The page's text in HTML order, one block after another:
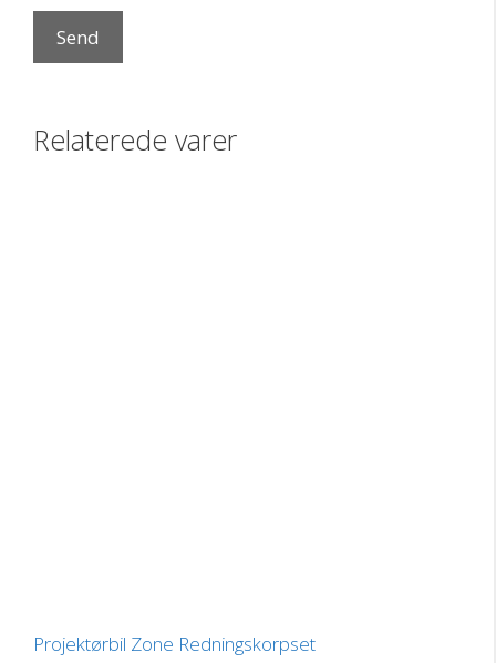
Relaterede varer
Projektørbil Zone Redningskorpset